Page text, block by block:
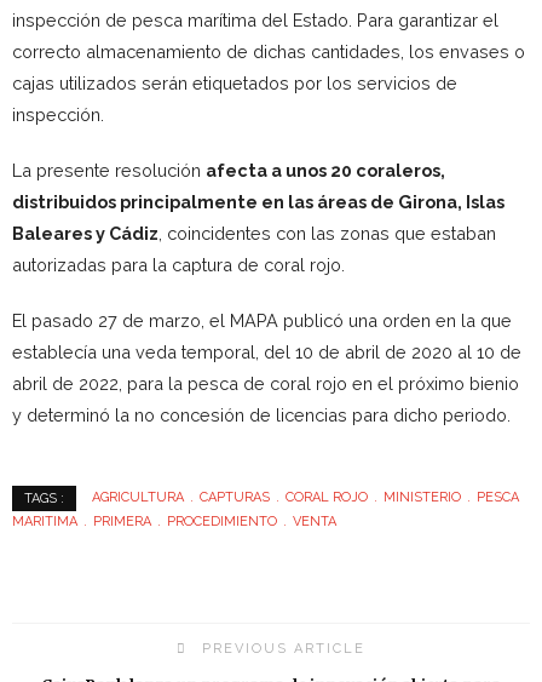
inspección de pesca marítima del Estado. Para garantizar el
correcto almacenamiento de dichas cantidades, los envases o
cajas utilizados serán etiquetados por los servicios de
inspección.
La presente resolución afecta a unos 20 coraleros,
distribuidos principalmente en las áreas de Girona, Islas
Baleares y Cádiz , coincidentes con las zonas que estaban
autorizadas para la captura de coral rojo.
El pasado 27 de marzo, el MAPA publicó una orden en la que
establecía una veda temporal, del 10 de abril de 2020 al 10 de
abril de 2022, para la pesca de coral rojo en el próximo bienio
y determinó la no concesión de licencias para dicho periodo.
TAGS : AGRICULTURA CAPTURAS CORAL ROJO MINISTERIO
PESCA
MARITIMA
PRIMERA PROCEDIMIENTO VENTA
PREVIOUS ARTICLE